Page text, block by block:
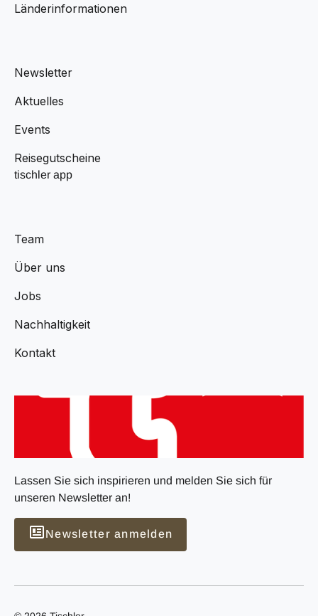
Länderinformationen
Newsletter
Aktuelles
Events
Reisegutscheine
tischler app
Team
Über uns
Jobs
Nachhaltigkeit
Kontakt
Lassen Sie sich inspirieren und melden Sie sich für
unseren Newsletter an!
Newsletter anmelden